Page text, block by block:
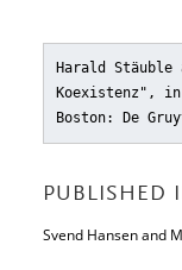
Harald Stäuble
Koexistenz" , in:
Boston: De
PUBLISHED
Svend Hansen and